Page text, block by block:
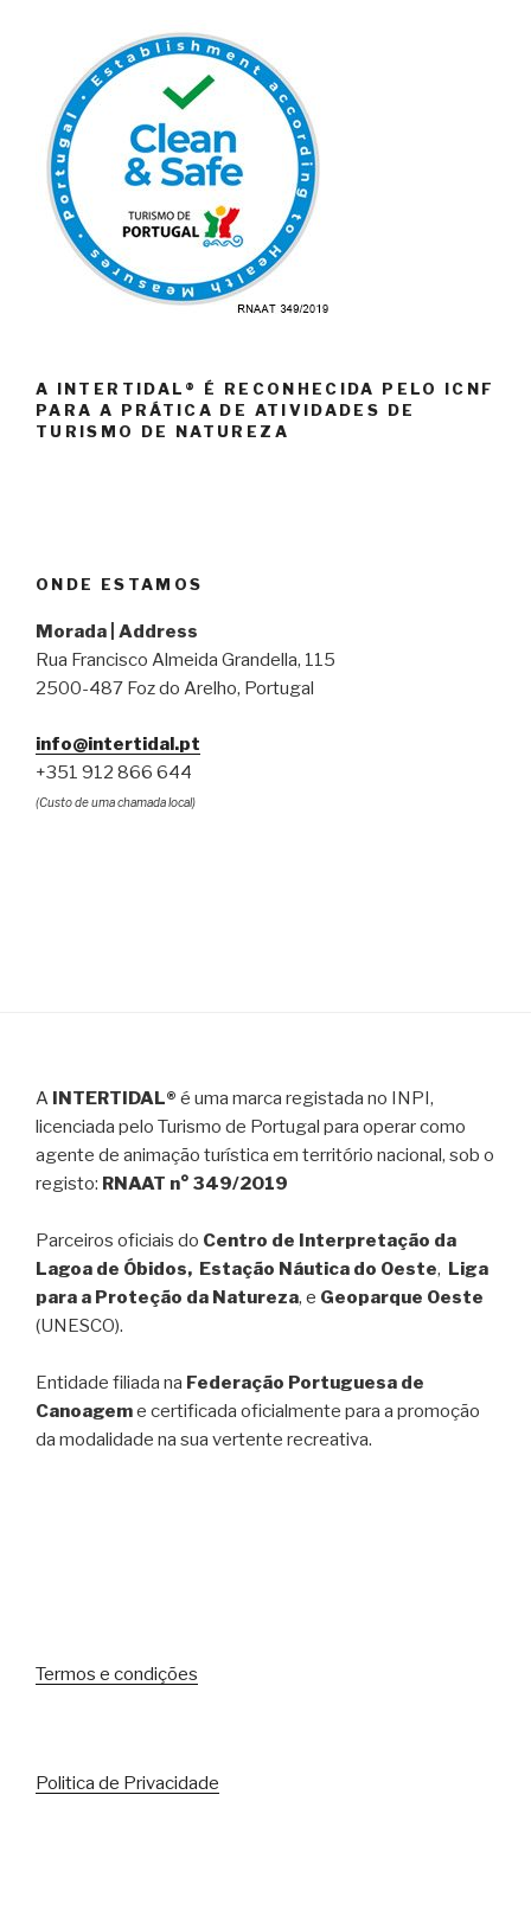
A INTERTIDAL® É RECONHECIDA PELO ICNF
PARA A PRÁTICA DE ATIVIDADES DE
TURISMO DE NATUREZA
ONDE ESTAMOS
Morada | Address
Rua Francisco Almeida Grandella, 115
2500-487 Foz do Arelho, Portugal
info@intertidal.pt
+351 912 866 644
(Custo de uma chamada local)
A INTERTIDAL® é uma marca registada no INPI,
licenciada pelo Turismo de Portugal para operar como
agente de animação turística em território nacional, sob o
registo: RNAAT n° 349/2019
Parceiros oficiais do Centro de Interpretação da
Lagoa de Óbidos, Estação Náutica do Oeste, Liga
para a Proteção da Natureza, e Geoparque Oeste
(UNESCO).
Entidade filiada na Federação Portuguesa de
Canoageme certificada oficialmente para a promoção
da modalidade na sua vertente recreativa.
Termos e condições
Politica de Privacidade